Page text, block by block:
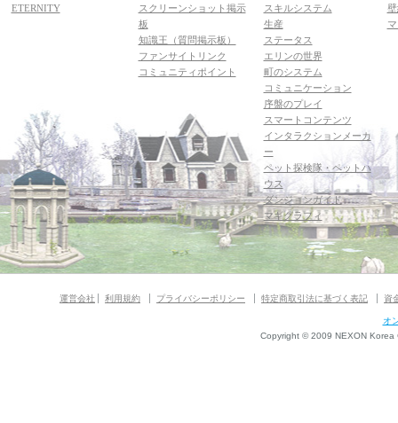
ETERNITY
スクリーンショット掲示
板
知識王（質問掲示板）
ファンサイトリンク
コミュニティポイント
スキルシステム
生産
ステータス
エリンの世界
町のシステム
コミュニケーション
序盤のプレイ
スマートコンテンツ
インタラクションメーカ
ー
ペット探検隊・ペットハ
ウス
ダンジョンガイド
マギグラフィ
運営会社 利用規約 プライバシーポリシー 特定商取引法に基づく表記 資
オ
Copyright © 2009 NEXON Korea